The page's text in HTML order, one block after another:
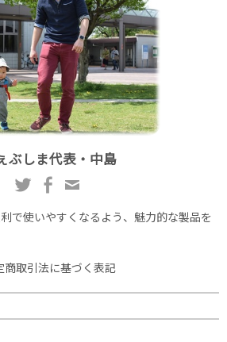
ぶしま代表・中島
で使いやすくなるよう、魅力的な製品を
商取引法に基づく表記